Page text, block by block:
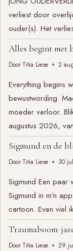
verliest door
ouder(s). Het
Alles begint met
Door Titia Liese 2
Everything begins
bewustwording.
moeder verloor.
augustus 2026,
Sigmund en de
Door Titia Liese 30
Sigmund Een paar
Sigmund in m’n
cartoon. Even viel
Traumaboom:
Door Titia Liese 29